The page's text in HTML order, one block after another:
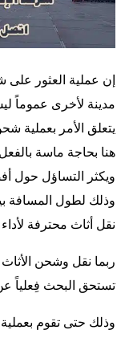
إن عملية العثور على
مدينة لأخرى عموماً
يتعلق الأمر بعملية
هنا بحاجة ماسة
ويكثر التساؤل
وذلك لطول المسافة
نقل أثاث محترفة
ربما نقل وشحن
تستحق البحث فِعلياً
وذلك حتى تقوم